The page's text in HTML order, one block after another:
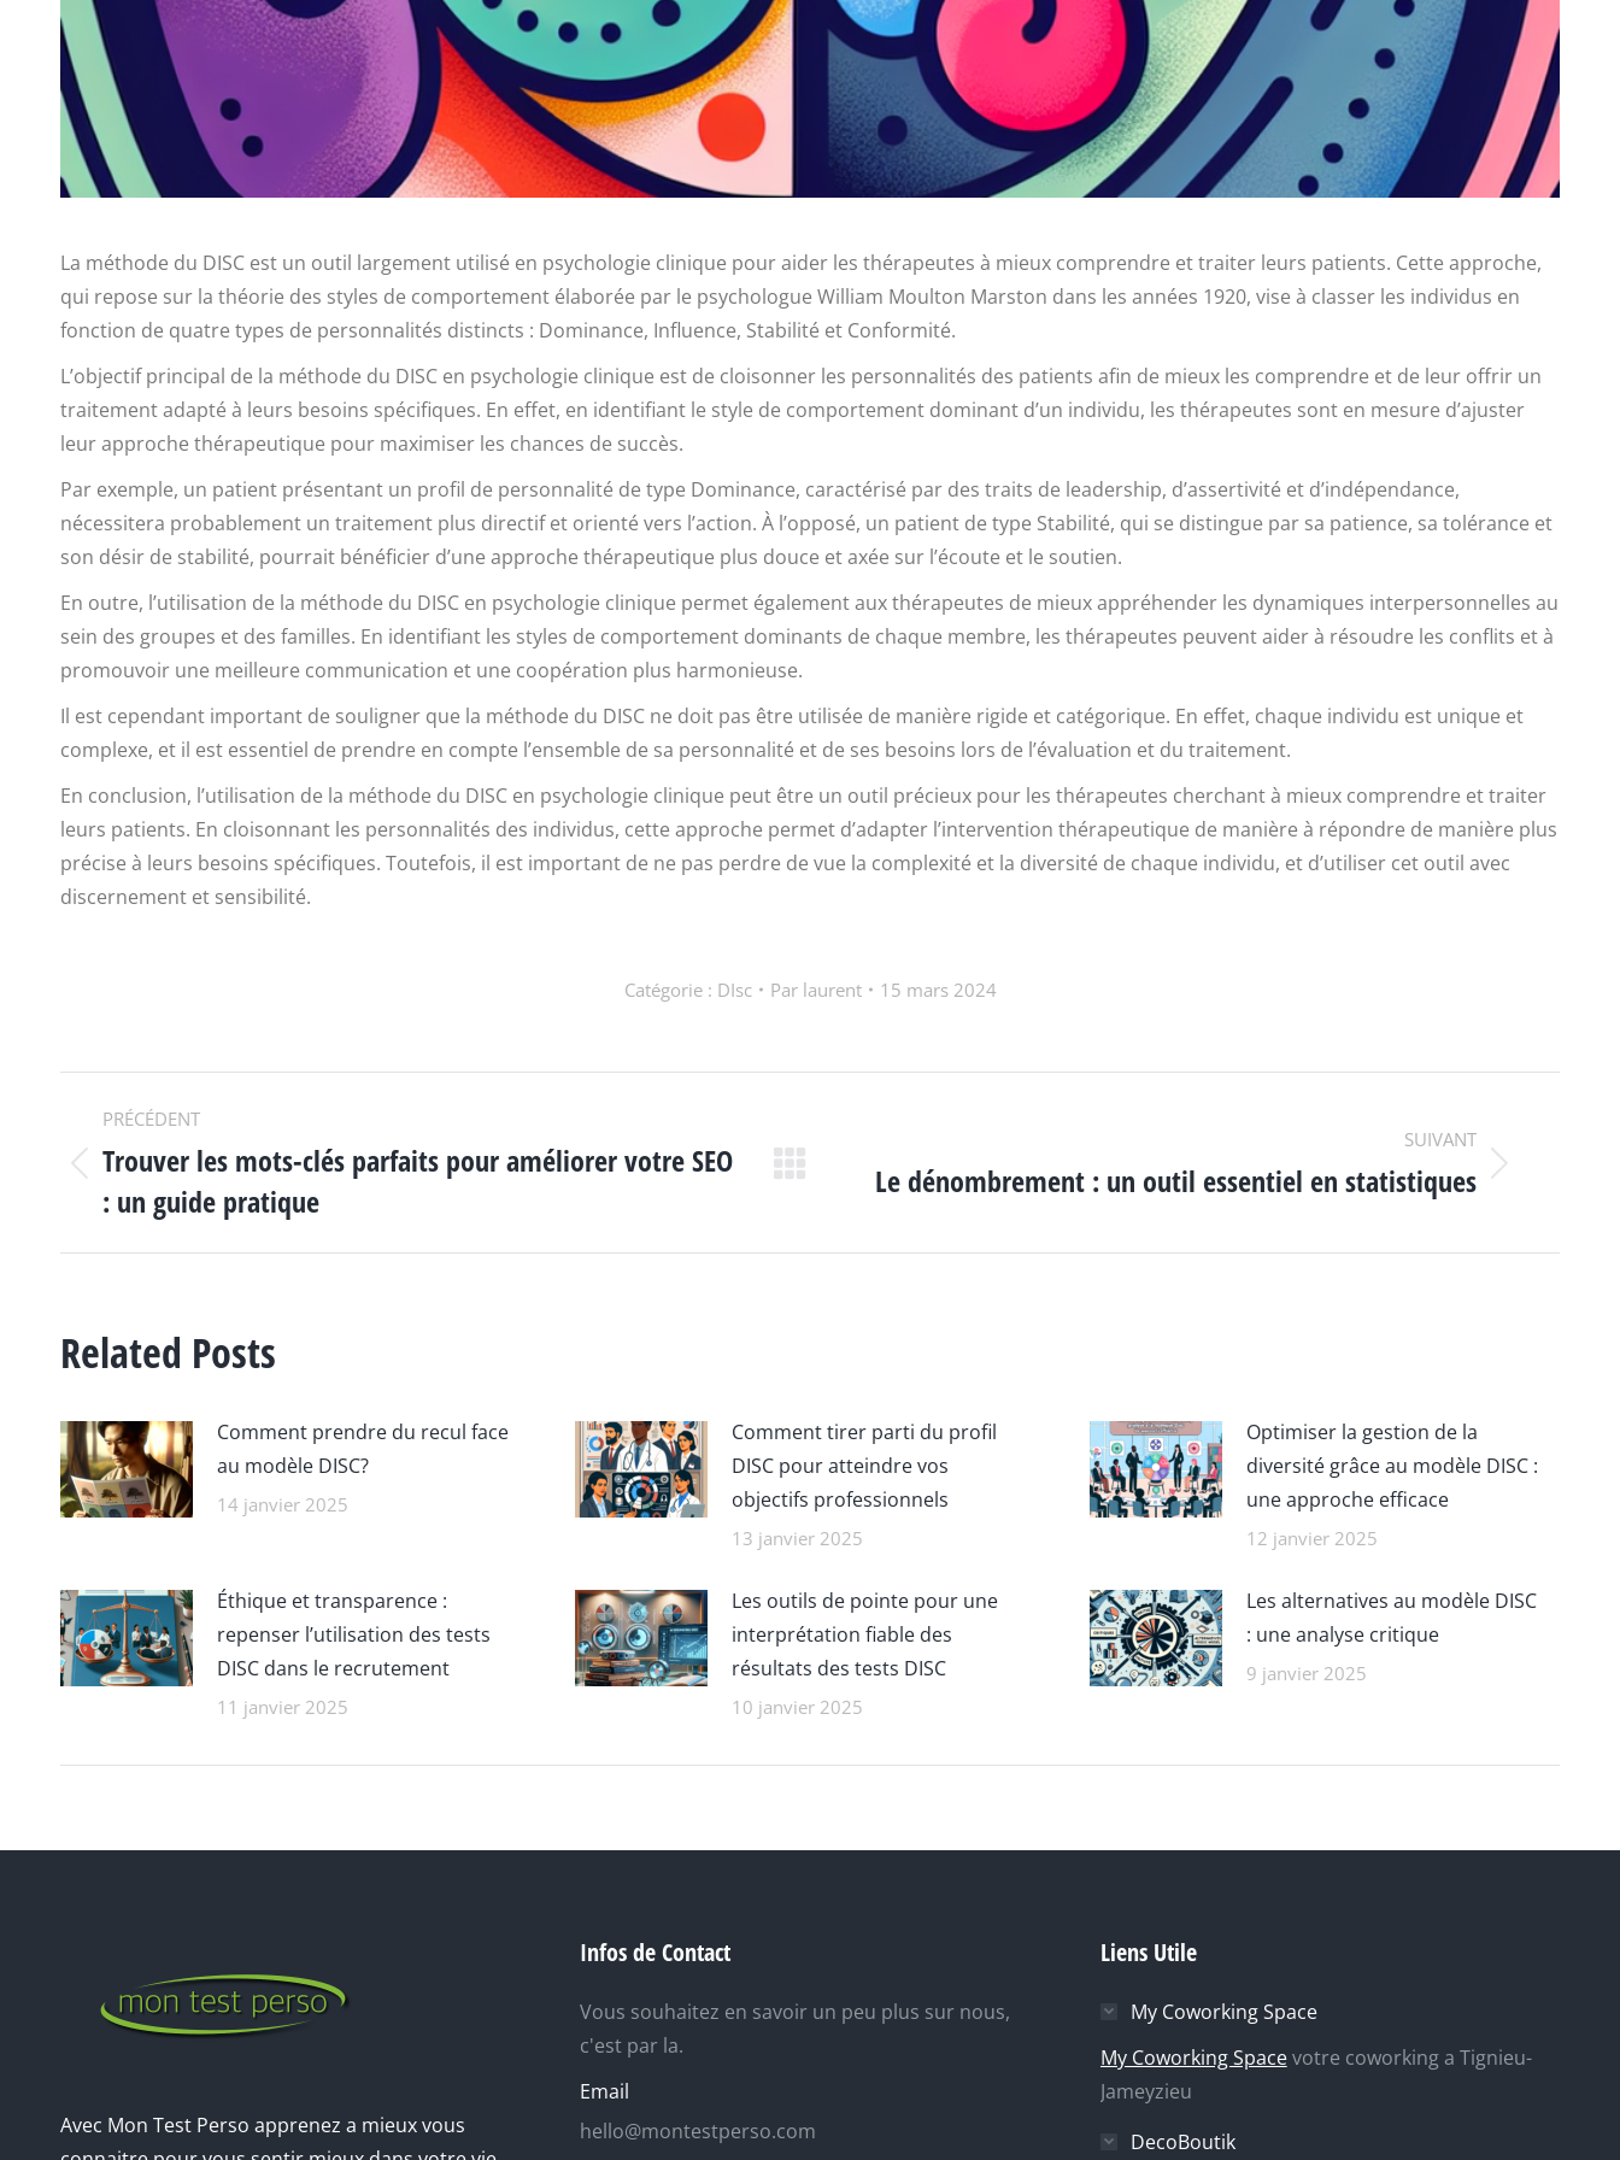
La méthode du DISC est un outil largement utilisé en psychologie clinique pour aider les thérapeutes à mieux comprendre et traiter leurs patients. Cette approche,
qui repose sur la théorie des styles de comportement élaborée par le psychologue William Moulton Marston dans les années 1920, vise à classer les individus en
fonction de quatre types de personnalités distincts : Dominance, Influence, Stabilité et Conformité.
L’objectif principal de la méthode du DISC en psychologie clinique est de cloisonner les personnalités des patients afin de mieux les comprendre et de leur offrir un
traitement adapté à leurs besoins spécifiques. En effet, en identifiant le style de comportement dominant d’un individu, les thérapeutes sont en mesure d’ajuster
leur approche thérapeutique pour maximiser les chances de succès.
Par exemple, un patient présentant un profil de personnalité de type Dominance, caractérisé par des traits de leadership, d’assertivité et d’indépendance,
nécessitera probablement un traitement plus directif et orienté vers l’action. À l’opposé, un patient de type Stabilité, qui se distingue par sa patience, sa tolérance et
son désir de stabilité, pourrait bénéficier d’une approche thérapeutique plus douce et axée sur l’écoute et le soutien.
En outre, l’utilisation de la méthode du DISC en psychologie clinique permet également aux thérapeutes de mieux appréhender les dynamiques interpersonnelles au
sein des groupes et des familles. En identifiant les styles de comportement dominants de chaque membre, les thérapeutes peuvent aider à résoudre les conflits et à
promouvoir une meilleure communication et une coopération plus harmonieuse.
Il est cependant important de souligner que la méthode du DISC ne doit pas être utilisée de manière rigide et catégorique. En effet, chaque individu est unique et
complexe, et il est essentiel de prendre en compte l’ensemble de sa personnalité et de ses besoins lors de l’évaluation et du traitement.
En conclusion, l’utilisation de la méthode du DISC en psychologie clinique peut être un outil précieux pour les thérapeutes cherchant à mieux comprendre et traiter
leurs patients. En cloisonnant les personnalités des individus, cette approche permet d’adapter l’intervention thérapeutique de manière à répondre de manière plus
précise à leurs besoins spécifiques. Toutefois, il est important de ne pas perdre de vue la complexité et la diversité de chaque individu, et d’utiliser cet outil avec
discernement et sensibilité.
Catégorie : DIsc Par laurent 15 mars 2024
NAVIGATION
ARTICLE
PRÉCÉDENT
Article
précédent
:
Trouver les mots-clés parfaits pour améliorer votre SEO
: un guide pratique
SUIVANT
Article
:
Le dénombrement : un outil essentiel en statistiques
Related Posts
Comment prendre du recul face
au modèle DISC?
14 janvier 2025
Comment tirer parti du profil
DISC pour atteindre vos
objectifs professionnels
13 janvier 2025
Optimiser la gestion de la
diversité grâce au modèle DISC :
une approche efficace
12 janvier 2025
Éthique et transparence :
repenser l’utilisation des tests
DISC dans le recrutement
11 janvier 2025
Les outils de pointe pour une
interprétation fiable des
résultats des tests DISC
10 janvier 2025
Les alternatives au modèle DISC
: une analyse critique
9 janvier 2025
Avec Mon Test Perso apprenez a mieux vous
Infos de Contact
Vous souhaitez en savoir un peu plus sur nous,
c'est par la.
Email
hello@montestperso.com
Liens Utile
My Coworking Space
My Coworking Spacevotre coworking a Tignieu-
Jameyzieu
DecoBoutik